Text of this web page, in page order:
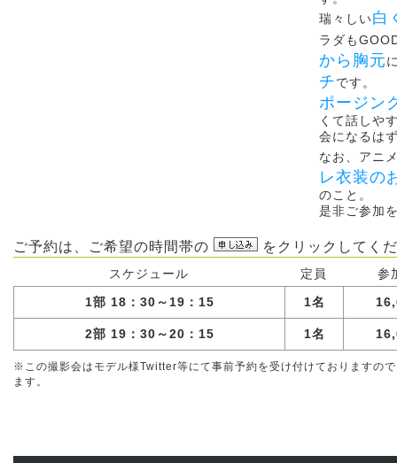
瑞々しい白
ラダも
から胸元
チです。
ポージン
くて話しや
会になるは
なお、アニ
レ衣装の
のこと。
是非ご参加
ご予約は、ご希望の時間帯の をクリックしてく
スケジュール 定員
参
1部 18：30～19：15
1名
2部 19：30～20：15 1名
※この撮影会はモデル様Twitter等にて事前予約を受け付けておりますの
ます。